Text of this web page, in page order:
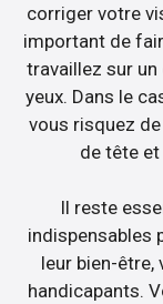
corriger votre
important de
travaillez sur
yeux. Dans le
vous risquez
de tête
Il reste
indispensables
leur bien-être,
handicapants.